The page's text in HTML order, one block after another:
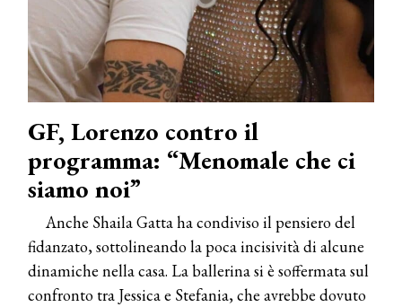
GF, Lorenzo contro il
programma: “Menomale che ci
siamo noi”
Anche Shaila Gatta ha condiviso il pensiero del
fidanzato, sottolineando la poca incisività di alcune
dinamiche nella casa. La ballerina si è soffermata sul
confronto tra Jessica e Stefania, che avrebbe dovuto